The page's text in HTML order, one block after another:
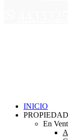
INICIO
En